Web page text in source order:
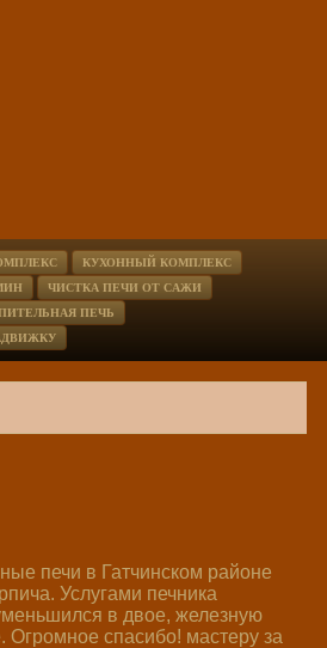
КУХОННЫЙ КОМПЛЕКС
ЧИСТКА ПЕЧИ ОТ САЖИ
ПЕЧЬ
печи в Гатчинском районе
Услугами печника
в двое, железную
Огромное спасибо! мастеру за